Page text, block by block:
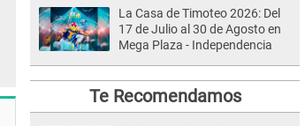
La Casa de Timoteo 2026: Del
17 de Julio al 30 de Agosto en
Mega Plaza - Independencia
Te Recomendamos